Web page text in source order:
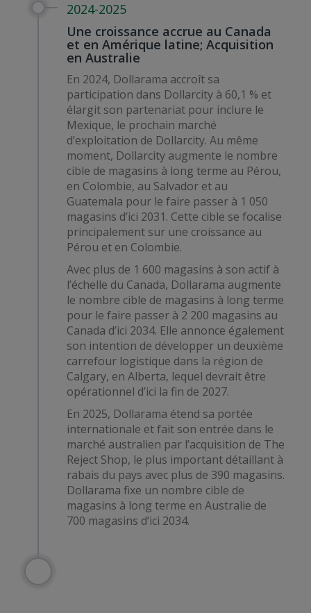
2024-2025
Une croissance accrue au Canada
et en Amérique latine; Acquisition
en Australie
En 2024, Dollarama accroît sa
participation dans Dollarcity à 60,1 % et
élargit son partenariat pour inclure le
Mexique, le prochain marché
d’exploitation de Dollarcity. Au même
moment, Dollarcity augmente le nombre
cible de magasins à long terme au Pérou,
en Colombie, au Salvador et au
Guatemala pour le faire passer à 1 050
magasins d’ici 2031. Cette cible se focalise
principalement sur une croissance au
Pérou et en Colombie.
Avec plus de 1 600 magasins à son actif à
l’échelle du Canada, Dollarama augmente
le nombre cible de magasins à long terme
pour le faire passer à 2 200 magasins au
Canada d’ici 2034. Elle annonce également
son intention de développer un deuxième
carrefour logistique dans la région de
Calgary, en Alberta, lequel devrait être
opérationnel d’ici la fin de 2027.
En 2025, Dollarama étend sa portée
internationale et fait son entrée dans le
marché australien par l’acquisition de The
Reject Shop, le plus important détaillant à
rabais du pays avec plus de 390 magasins.
Dollarama fixe un nombre cible de
magasins à long terme en Australie de
700 magasins d’ici 2034.